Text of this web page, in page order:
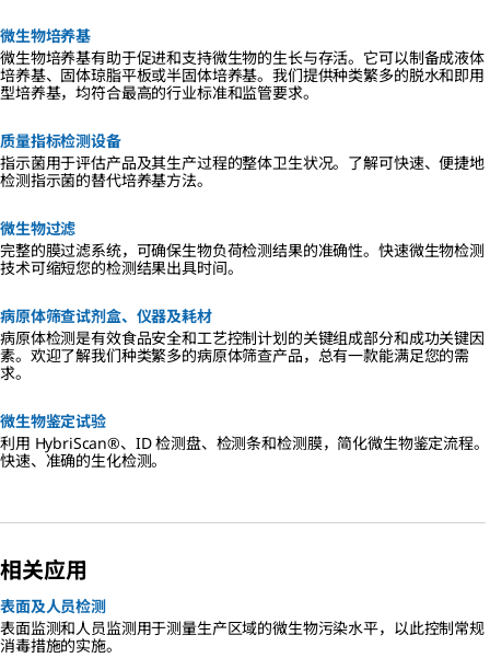
微生物培养基
微生物培养基有助于促进和支持微生物的生长与存活。它可以制备成液体
培养基、固体琼脂平板或半固体培养基。我们提供种类繁多的脱水和即用
型培养基，均符合最高的行业标准和监管要求。
质量指标检测设备
指示菌用于评估产品及其生产过程的整体卫生状况。了解可快速、便捷地
检测指示菌的替代培养基方法。
微生物过滤
完整的膜过滤系统，可确保生物负荷检测结果的准确性。快速微生物检测
技术可缩短您的检测结果出具时间。
病原体筛查试剂盒、仪器及耗材
病原体检测是有效食品安全和工艺控制计划的关键组成部分和成功关键因
素。欢迎了解我们种类繁多的病原体筛查产品，总有一款能满足您的需
求。
微生物鉴定试验
利用 HybriScan®、ID 检测盘、检测条和检测膜，简化微生物鉴定流程。
快速、准确的生化检测。
相关应用
表面及人员检测
表面监测和人员监测用于测量生产区域的微生物污染水平，以此控制常规
消毒措施的实施。